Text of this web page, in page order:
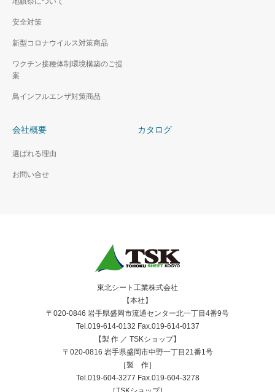
安全対策
新型コロナウイルス対策商品
ワクチン接種体制環境構築のご提
案
鳥インフルエンザ対策商品
会社概要
選ばれる理由
お問い合せ
カタログ
東北シート工業株式会社
【本社】
〒020-0846 岩手県盛岡市流通センター北一丁目4番9号
Tel.019-614-0132 Fax.019-614-0137
【製 作 ／ TSKショップ】
〒020-0816 岩手県盛岡市中野一丁目21番1号
［製 作］
Tel.019-604-3277 Fax.019-604-3278